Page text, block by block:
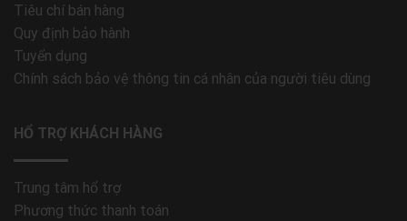
Tiêu chí bán hàng
Quy định bảo hành
Tuyển dụng
Chính sách bảo vệ thông tin cá nhân của người tiêu dùng
HỔ TRỢ KHÁCH HÀNG
Trung tâm hổ trợ
Phương thức thanh toán